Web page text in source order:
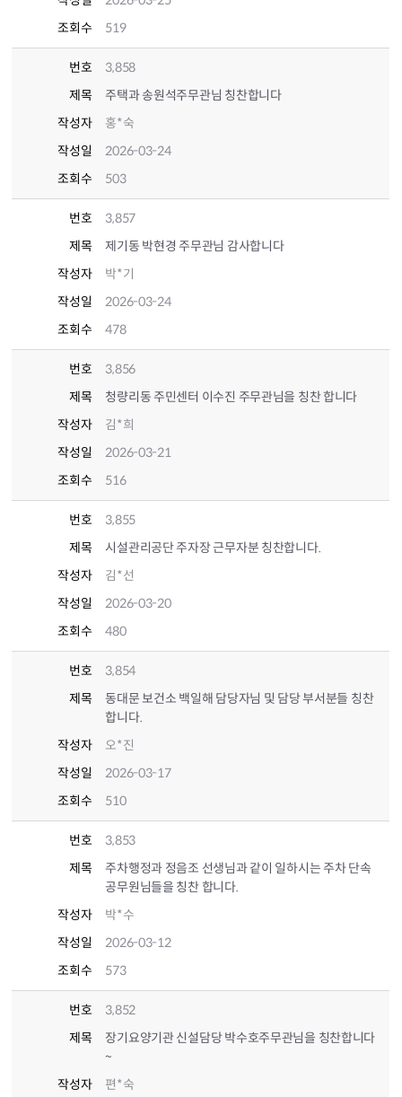
조회수
519
번호
3,858
제목
주택과 송원석주무관님 칭찬합니다
작성자
홍*숙
작성일
2026-03-24
조회수
503
번호
3,857
제목
제기동 박현경 주무관님 감사합니다
작성자
박*기
작성일
2026-03-24
조회수
478
번호
3,856
제목
청량리동 주민센터 이수진 주무관님을 칭찬 합니다
작성자
김*희
작성일
2026-03-21
조회수
516
번호
3,855
제목
시설관리공단 주자장 근무자분 칭찬합니다.
작성자
김*선
작성일
2026-03-20
조회수
480
번호
3,854
제목
동대문 보건소 백일해 담당자님 및 담당 부서분들 칭찬
합니다.
작성자
오*진
작성일
2026-03-17
조회수
510
번호
3,853
제목
주차행정과 정음조 선생님과 같이 일하시는 주차 단속
공무원님들을 칭찬 합니다.
작성자
박*수
작성일
2026-03-12
조회수
573
번호
3,852
제목
장기요양기관 신설담당 박수호주무관님을 칭찬합니다
~
작성자
편*숙